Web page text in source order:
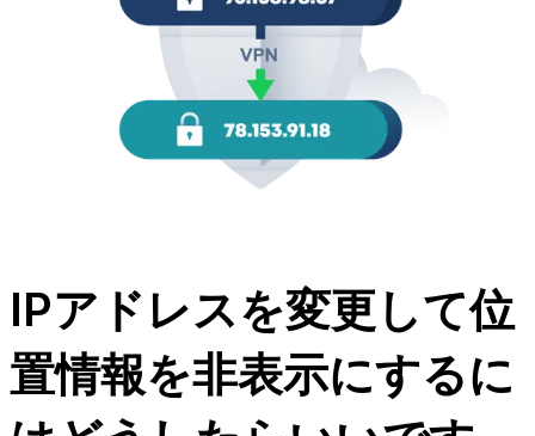
IPアドレスを変更して位
置情報を非表示にするに